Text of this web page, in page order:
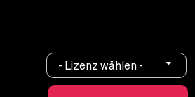
- Lizenz wählen -